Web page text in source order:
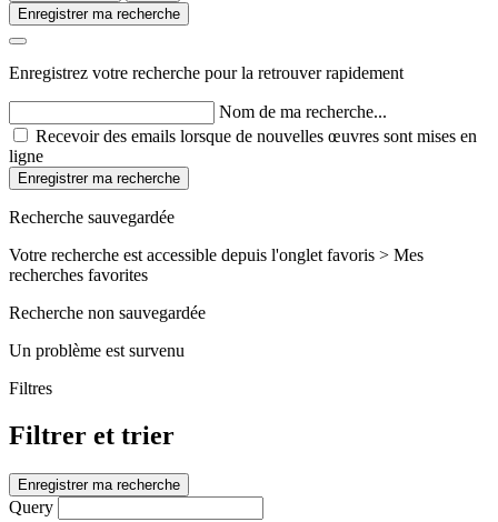
Enregistrer ma recherche
Enregistrez votre recherche pour la retrouver rapidement
Nom de ma recherche...
Recevoir des emails lorsque de nouvelles œuvres sont mises en
ligne
Enregistrer ma recherche
Recherche sauvegardée
Votre recherche est accessible depuis l'onglet favoris > Mes
recherches favorites
Recherche non sauvegardée
Un problème est survenu
Filtres
Filtrer et trier
Enregistrer ma recherche
Query